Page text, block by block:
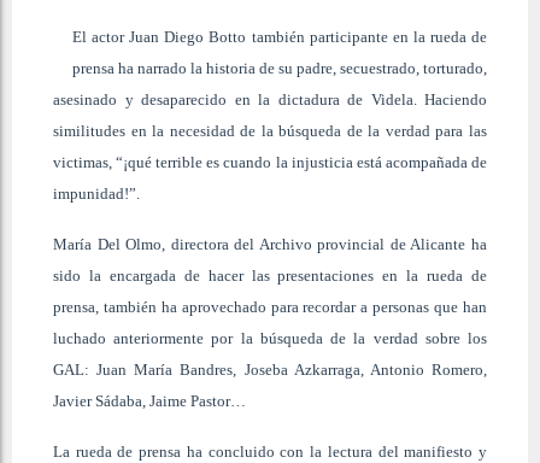
El actor Juan Diego Botto también participante en la rueda de
prensa ha narrado la historia de su padre, secuestrado, torturado,
asesinado y desaparecido en la dictadura de Videla. Haciendo
similitudes en la necesidad de la búsqueda de la verdad para las
victimas, “¡qué terrible es cuando la injusticia está acompañada de
impunidad!”.
María Del Olmo, directora del Archivo provincial de Alicante ha
sido la encargada de hacer las presentaciones en la rueda de
prensa, también ha aprovechado para recordar a personas que han
luchado anteriormente por la búsqueda de la verdad sobre los
GAL: Juan María Bandres, Joseba Azkarraga, Antonio Romero,
Javier Sádaba, Jaime Pastor…
La rueda de prensa ha concluido con la lectura del manifiesto y